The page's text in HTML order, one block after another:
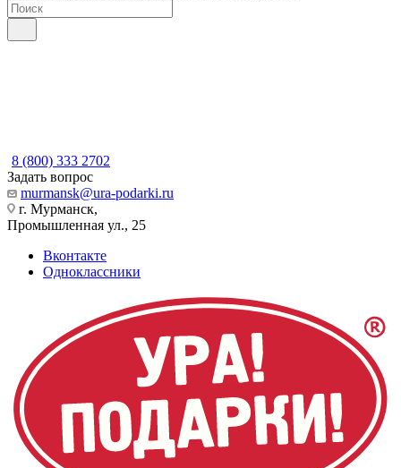
8 (800) 333 2702
Задать вопрос
murmansk@ura-podarki.ru
г. Мурманск,
Промышленная ул., 25
Вконтакте
Одноклассники